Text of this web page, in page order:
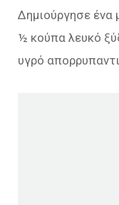
Δημιούργησε ένα
½ κούπα λευκό
υγρό